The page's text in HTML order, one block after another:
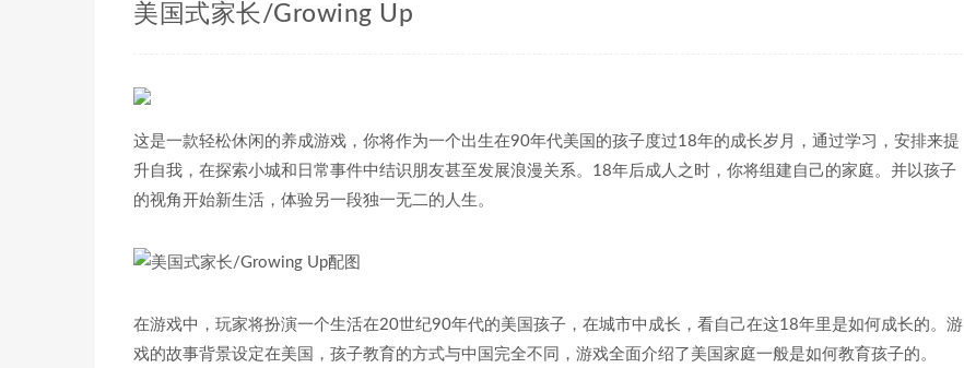
美国式家长/Growing Up
这是一款轻松休闲的养成游戏，你将作为一个出生在90年代美国的孩子度过18年的成长岁月，通过学习，安排来提
升自我，在探索小城和日常事件中结识朋友甚至发展浪漫关系。18年后成人之时，你将组建自己的家庭。并以孩子
的视角开始新生活，体验另一段独一无二的人生。
在游戏中，玩家将扮演一个生活在20世纪90年代的美国孩子，在城市中成长，看自己在这18年里是如何成长的。游
戏的故事背景设定在美国，孩子教育的方式与中国完全不同，游戏全面介绍了美国家庭一般是如何教育孩子的。